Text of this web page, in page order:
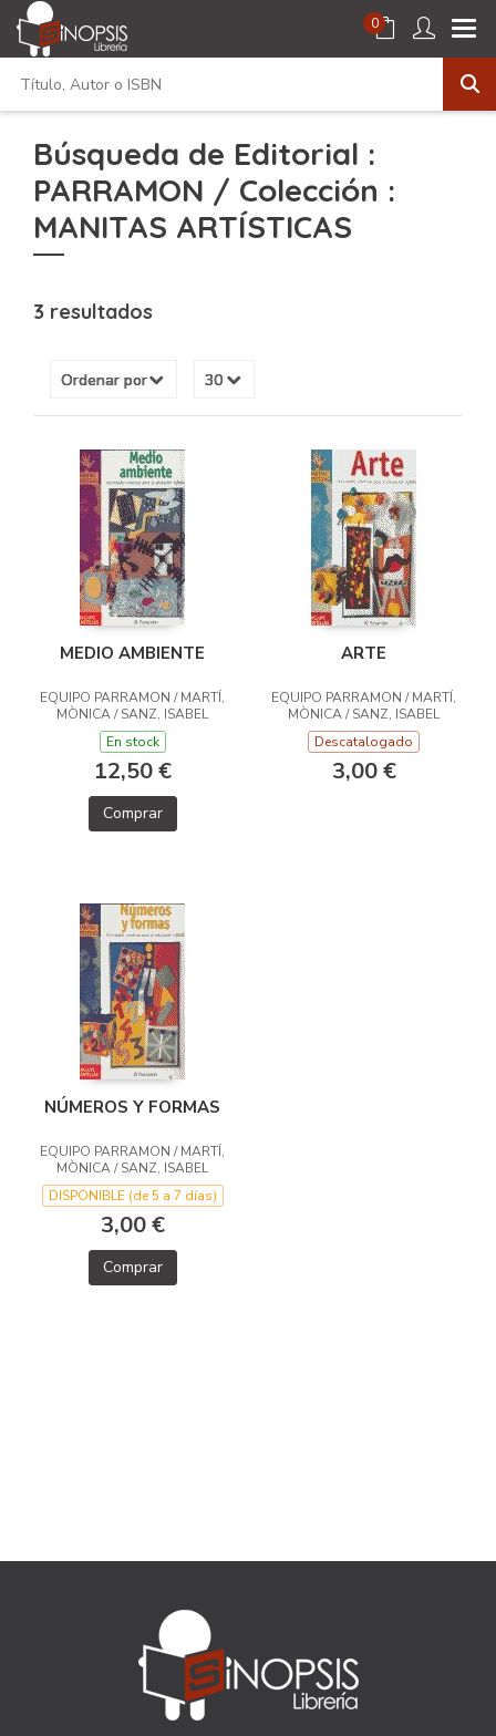
0
Búsqueda de Editorial :
PARRAMON / Colección :
MANITAS ARTÍSTICAS
3 resultados
MEDIO AMBIENTE
EQUIPO PARRAMON / MARTÍ,
MÒNICA / SANZ, ISABEL
En stock
12,50 €
Comprar
ARTE
EQUIPO PARRAMON / MARTÍ,
MÒNICA / SANZ, ISABEL
Descatalogado
3,00 €
NÚMEROS Y FORMAS
EQUIPO PARRAMON / MARTÍ,
MÒNICA / SANZ, ISABEL
DISPONIBLE (de 5 a 7 días)
3,00 €
Comprar